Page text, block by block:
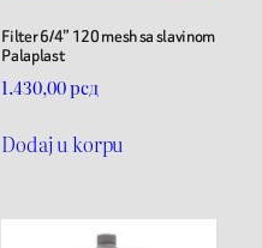
Filter 6/4” 120 mesh sa slavinom
Palaplast
1.430,00рсд
Dodaj u korpu